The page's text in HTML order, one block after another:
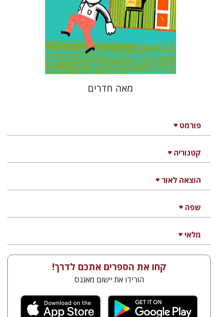
פורמט
קטגוריה
הוצאה לאור
שפה
מלאי
הנחת אתר ספר מודפס
$26
$23
מאה חדרים
קחו את הספרים אתכם לדרך!
הורידו את יישום מאגנס